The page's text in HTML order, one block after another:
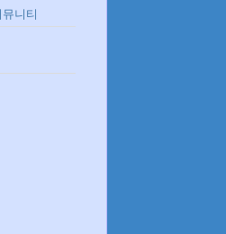
니티